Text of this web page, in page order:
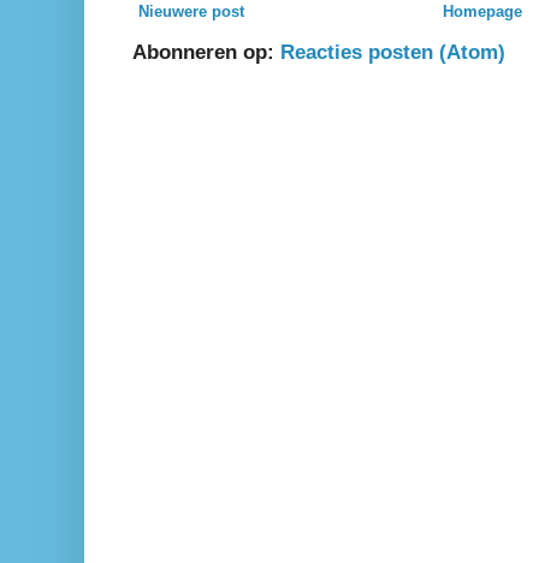
Nieuwere post Homepage
Abonneren op: Reacties posten (Atom)